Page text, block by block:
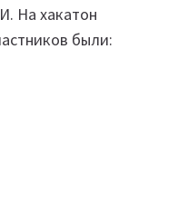
На хакатон
были: